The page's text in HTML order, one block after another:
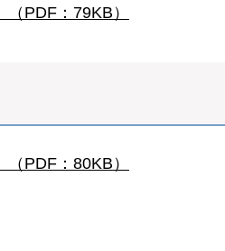
PDF：79KB）
PDF：80KB）